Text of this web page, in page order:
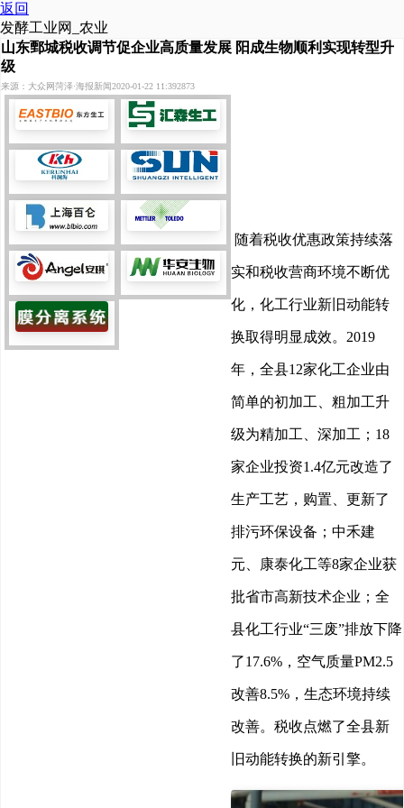
返回
发酵工业网_农业
山东鄄城税收调节促企业高质量发展 阳成生物顺利实现转型升
级
来源：大众网菏泽·海报新闻2020-01-22 11:392873
随着税收优惠政策持续落
实和税收营商环境不断优
化，化工行业新旧动能转
换取得明显成效。2019
年，全县12家化工企业由
简单的初加工、粗加工升
级为精加工、深加工；18
家企业投资1.4亿元改造了
生产工艺，购置、更新了
排污环保设备；中禾建
元、康泰化工等8家企业获
批省市高新技术企业；全
县化工行业“三废”排放下降
了17.6%，空气质量PM2.5
改善8.5%，生态环境持续
改善。税收点燃了全县新
旧动能转换的新引擎。